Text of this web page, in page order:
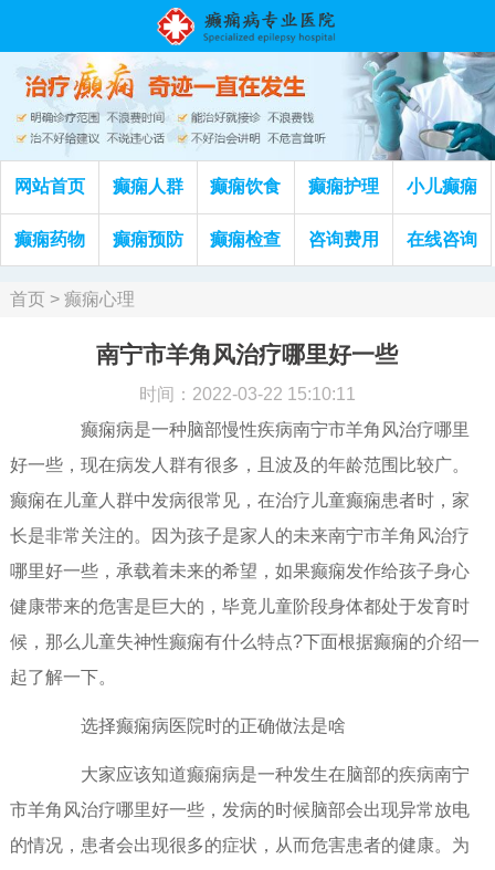
网站首页 癫痫人群 癫痫饮食 癫痫护理 小儿癫痫
癫痫药物 癫痫预防 癫痫检查 咨询费用 在线咨询
首页> 癫痫心理
南宁市羊角风治疗哪里好一些
时间：2022-03-22 15:10:11
癫痫病是一种脑部慢性疾病南宁市羊角风治疗哪里
好一些，现在病发人群有很多，且波及的年龄范围比较广。
癫痫在儿童人群中发病很常见，在治疗儿童癫痫患者时，家
长是非常关注的。因为孩子是家人的未来南宁市羊角风治疗
哪里好一些，承载着未来的希望，如果癫痫发作给孩子身心
健康带来的危害是巨大的，毕竟儿童阶段身体都处于发育时
候，那么儿童失神性癫痫有什么特点?下面根据癫痫的介绍一
起了解一下。
选择癫痫病医院时的正确做法是啥
大家应该知道癫痫病是一种发生在脑部的疾病南宁
市羊角风治疗哪里好一些，发病的时候脑部会出现异常放电
的情况，患者会出现很多的症状，从而危害患者的健康。为